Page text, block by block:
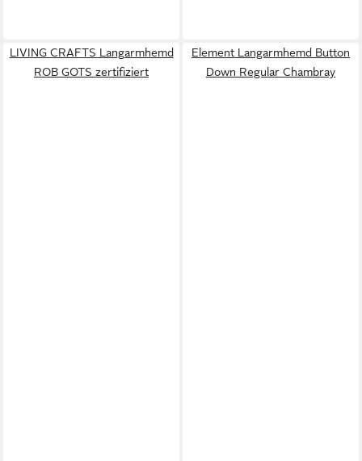
LIVING CRAFTS Langarmhemd
ROB GOTS zertifiziert
Element Langarmhemd Button
Down Regular Chambray